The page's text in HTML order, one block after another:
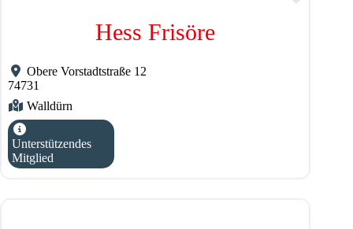
Hess Frisöre
Obere Vorstadtstraße 12
74731
Walldürn
Unterstützendes
Mitglied